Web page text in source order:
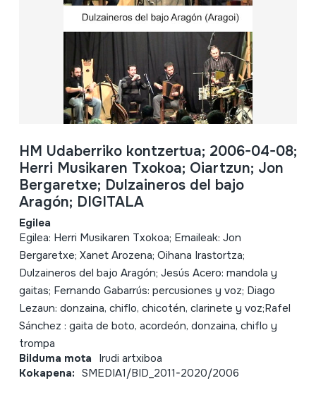
HM Udaberriko kontzertua; 2006-04-08;
Herri Musikaren Txokoa; Oiartzun; Jon
Bergaretxe; Dulzaineros del bajo
Aragón; DIGITALA
Egilea
Egilea: Herri Musikaren Txokoa; Emaileak: Jon
Bergaretxe; Xanet Arozena; Oihana Irastortza;
Dulzaineros del bajo Aragón; Jesús Acero: mandola y
gaitas; Fernando Gabarrús: percusiones y voz; Diago
Lezaun: donzaina, chiflo, chicotén, clarinete y voz;Rafel
Sánchez : gaita de boto, acordeón, donzaina, chiflo y
trompa
Bilduma mota Irudi artxiboa
Kokapena: SMEDIA1/BID_2011-2020/2006